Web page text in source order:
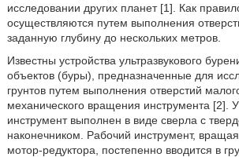
исследовании других планет [1]. Как
осуществляются путем выполнения
заданную глубину до нескольких метров.
Известны устройства ультразвукового
объектов (буры), предназначенные для
грунтов путем выполнения отверстий
механического вращения инструмента [2].
инструмент выполнен в виде сверла с
наконечником. Рабочий инструмент,
мотор-редуктора, постепенно вводится в